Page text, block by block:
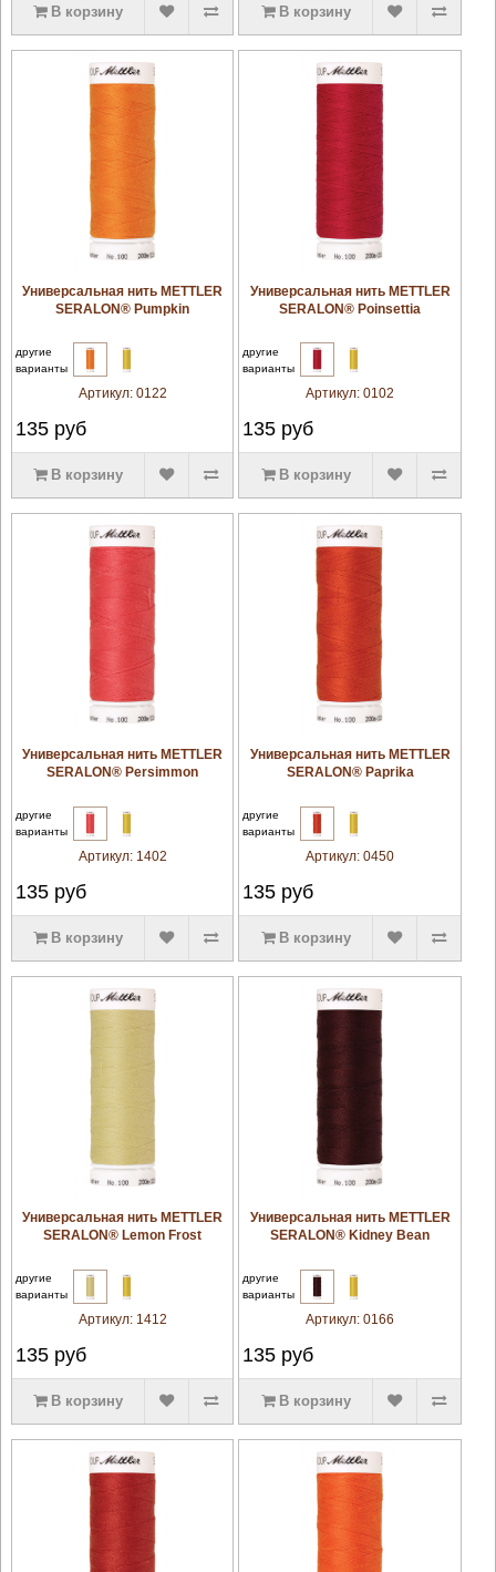
В корзину В корзину
увеличить
Универсальная нить METTLER
SERALON® Pumpkin
другие
варианты
Артикул: 0122
135руб
В корзину
увеличить
Универсальная нить METTLER
SERALON® Poinsettia
другие
варианты
Артикул:0102
135 руб
В корзину
увеличить
Универсальная нить METTLER
SERALON® Persimmon
другие
варианты
Артикул: 1402
135руб
В корзину
увеличить
Универсальная нить METTLER
SERALON® Paprika
другие
варианты
Артикул:0450
135 руб
В корзину
увеличить
Универсальная нить METTLER
SERALON® Lemon Frost
другие
варианты
Артикул: 1412
135руб
В корзину
увеличить
Универсальная нить METTLER
SERALON® Kidney Bean
другие
варианты
Артикул:0166
135 руб
В корзину